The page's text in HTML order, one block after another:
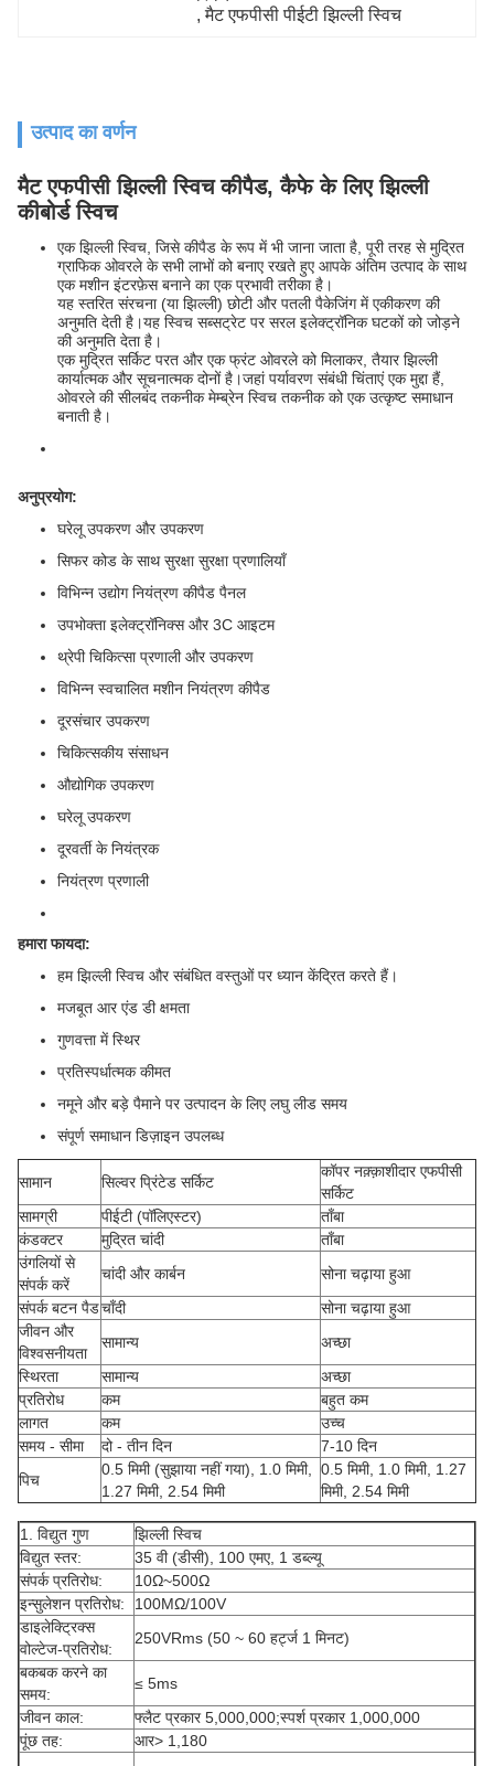
, मैट एफपीसी पीईटी झिल्ली स्विच
उत्पाद का वर्णन
मैट एफपीसी झिल्ली स्विच कीपैड, कैफे के लिए झिल्ली
कीबोर्ड स्विच
एक झिल्ली स्विच, जिसे कीपैड के रूप में भी जाना जाता है, पूरी तरह से मुद्रित
ग्राफिक ओवरले के सभी लाभों को बनाए रखते हुए आपके अंतिम उत्पाद के साथ
एक मशीन इंटरफ़ेस बनाने का एक प्रभावी तरीका है।
यह स्तरित संरचना (या झिल्ली) छोटी और पतली पैकेजिंग में एकीकरण की
अनुमति देती है।यह स्विच सब्सट्रेट पर सरल इलेक्ट्रॉनिक घटकों को जोड़ने
की अनुमति देता है।
एक मुद्रित सर्किट परत और एक फ्रंट ओवरले को मिलाकर, तैयार झिल्ली
कार्यात्मक और सूचनात्मक दोनों है।जहां पर्यावरण संबंधी चिंताएं एक मुद्दा हैं,
ओवरले की सीलबंद तकनीक मेम्ब्रेन स्विच तकनीक को एक उत्कृष्ट समाधान
बनाती है।
अनुप्रयोग:
घरेलू उपकरण और उपकरण
सिफर कोड के साथ सुरक्षा सुरक्षा प्रणालियाँ
विभिन्न उद्योग नियंत्रण कीपैड पैनल
उपभोक्ता इलेक्ट्रॉनिक्स और 3C आइटम
थ्रेपी चिकित्सा प्रणाली और उपकरण
विभिन्न स्वचालित मशीन नियंत्रण कीपैड
दूरसंचार उपकरण
चिकित्सकीय संसाधन
औद्योगिक उपकरण
घरेलू उपकरण
दूरवर्ती के नियंत्रक
नियंत्रण प्रणाली
हमारा फायदा:
हम झिल्ली स्विच और संबंधित वस्तुओं पर ध्यान केंद्रित करते हैं।
मजबूत आर एंड डी क्षमता
गुणवत्ता में स्थिर
प्रतिस्पर्धात्मक कीमत
नमूने और बड़े पैमाने पर उत्पादन के लिए लघु लीड समय
संपूर्ण समाधान डिज़ाइन उपलब्ध
सामान सिल्वर प्रिंटेड सर्किट
कॉपर नक़्क़ाशीदार एफपीसी
सर्किट
सामग्री
पीईटी (पॉलिएस्टर)
ताँबा
कंडक्टर
मुद्रित चांदी
ताँबा
उंगलियों से
संपर्क करें
चांदी और कार्बन
सोना चढ़ाया हुआ
संपर्क बटन पैडचाँदी
सोना चढ़ाया हुआ
जीवन और
विश्वसनीयता
सामान्य
अच्छा
स्थिरता
सामान्य
अच्छा
प्रतिरोध
कम
बहुत कम
लागत
कम
उच्च
समय - सीमा
दो - तीन दिन
7-10 दिन
पिच
0.5 मिमी (सुझाया नहीं गया), 1.0 मिमी,
1.27 मिमी, 2.54 मिमी
0.5 मिमी, 1.0 मिमी, 1.27
मिमी, 2.54 मिमी
1. विद्युत गुण
झिल्ली स्विच
विद्युत स्तर:
35 वी (डीसी), 100 एमए, 1 डब्ल्यू
संपर्क प्रतिरोध:
10Ω~500Ω
इन्सुलेशन प्रतिरोध:
100MΩ/100V
डाइलेक्ट्रिक्स
वोल्टेज-प्रतिरोध:
250VRms (50 ~ 60 हर्ट्ज 1 मिनट)
बकबक करने का
समय:
≤ 5ms
जीवन काल:
फ्लैट प्रकार 5,000,000;स्पर्श प्रकार 1,000,000
पूंछ तह:
आर> 1,180